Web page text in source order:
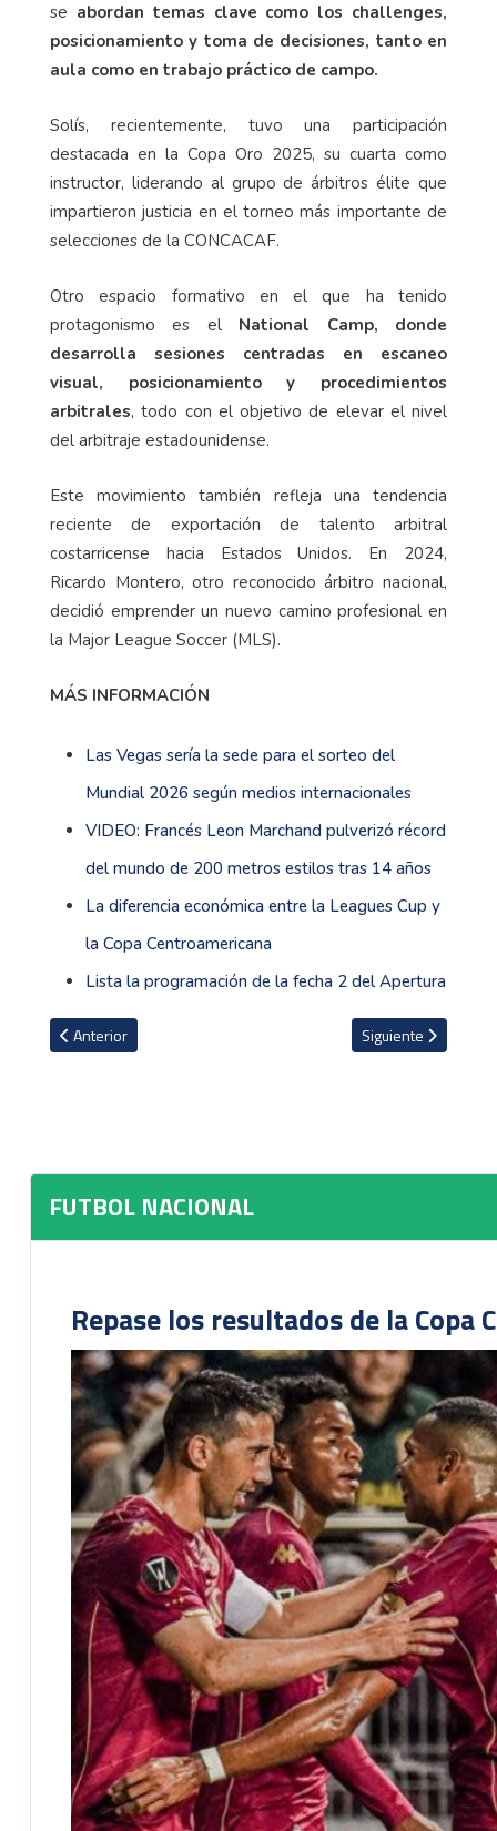
se abordan temas clave como los challenges,
posicionamiento y toma de decisiones, tanto en
aula como en trabajo práctico de campo.
Solís, recientemente, tuvo una participación
destacada en la Copa Oro 2025, su cuarta como
instructor, liderando al grupo de árbitros élite que
impartieron justicia en el torneo más importante de
selecciones de la CONCACAF.
Otro espacio formativo en el que ha tenido
protagonismo es el National Camp, donde
desarrolla sesiones centradas en escaneo
visual, posicionamiento y procedimientos
arbitrales, todo con el objetivo de elevar el nivel
del arbitraje estadounidense.
Este movimiento también refleja una tendencia
reciente de exportación de talento arbitral
costarricense hacia Estados Unidos. En 2024,
Ricardo Montero, otro reconocido árbitro nacional,
decidió emprender un nuevo camino profesional en
la Major League Soccer (MLS).
MÁS INFORMACIÓN
Las Vegas sería la sede para el sorteo del
Mundial 2026 según medios internacionales
VIDEO: Francés Leon Marchand pulverizó récord
del mundo de 200 metros estilos tras 14 años
La diferencia económica entre la Leagues Cup y
la Copa Centroamericana
Lista la programación de la fecha 2 del Apertura
Artículo anterior: Herediano con tranquilidad derrotó al Real
Anterior Artículo siguiente:
Siguiente
FUTBOL NACIONAL
Repase los resultados de la Copa